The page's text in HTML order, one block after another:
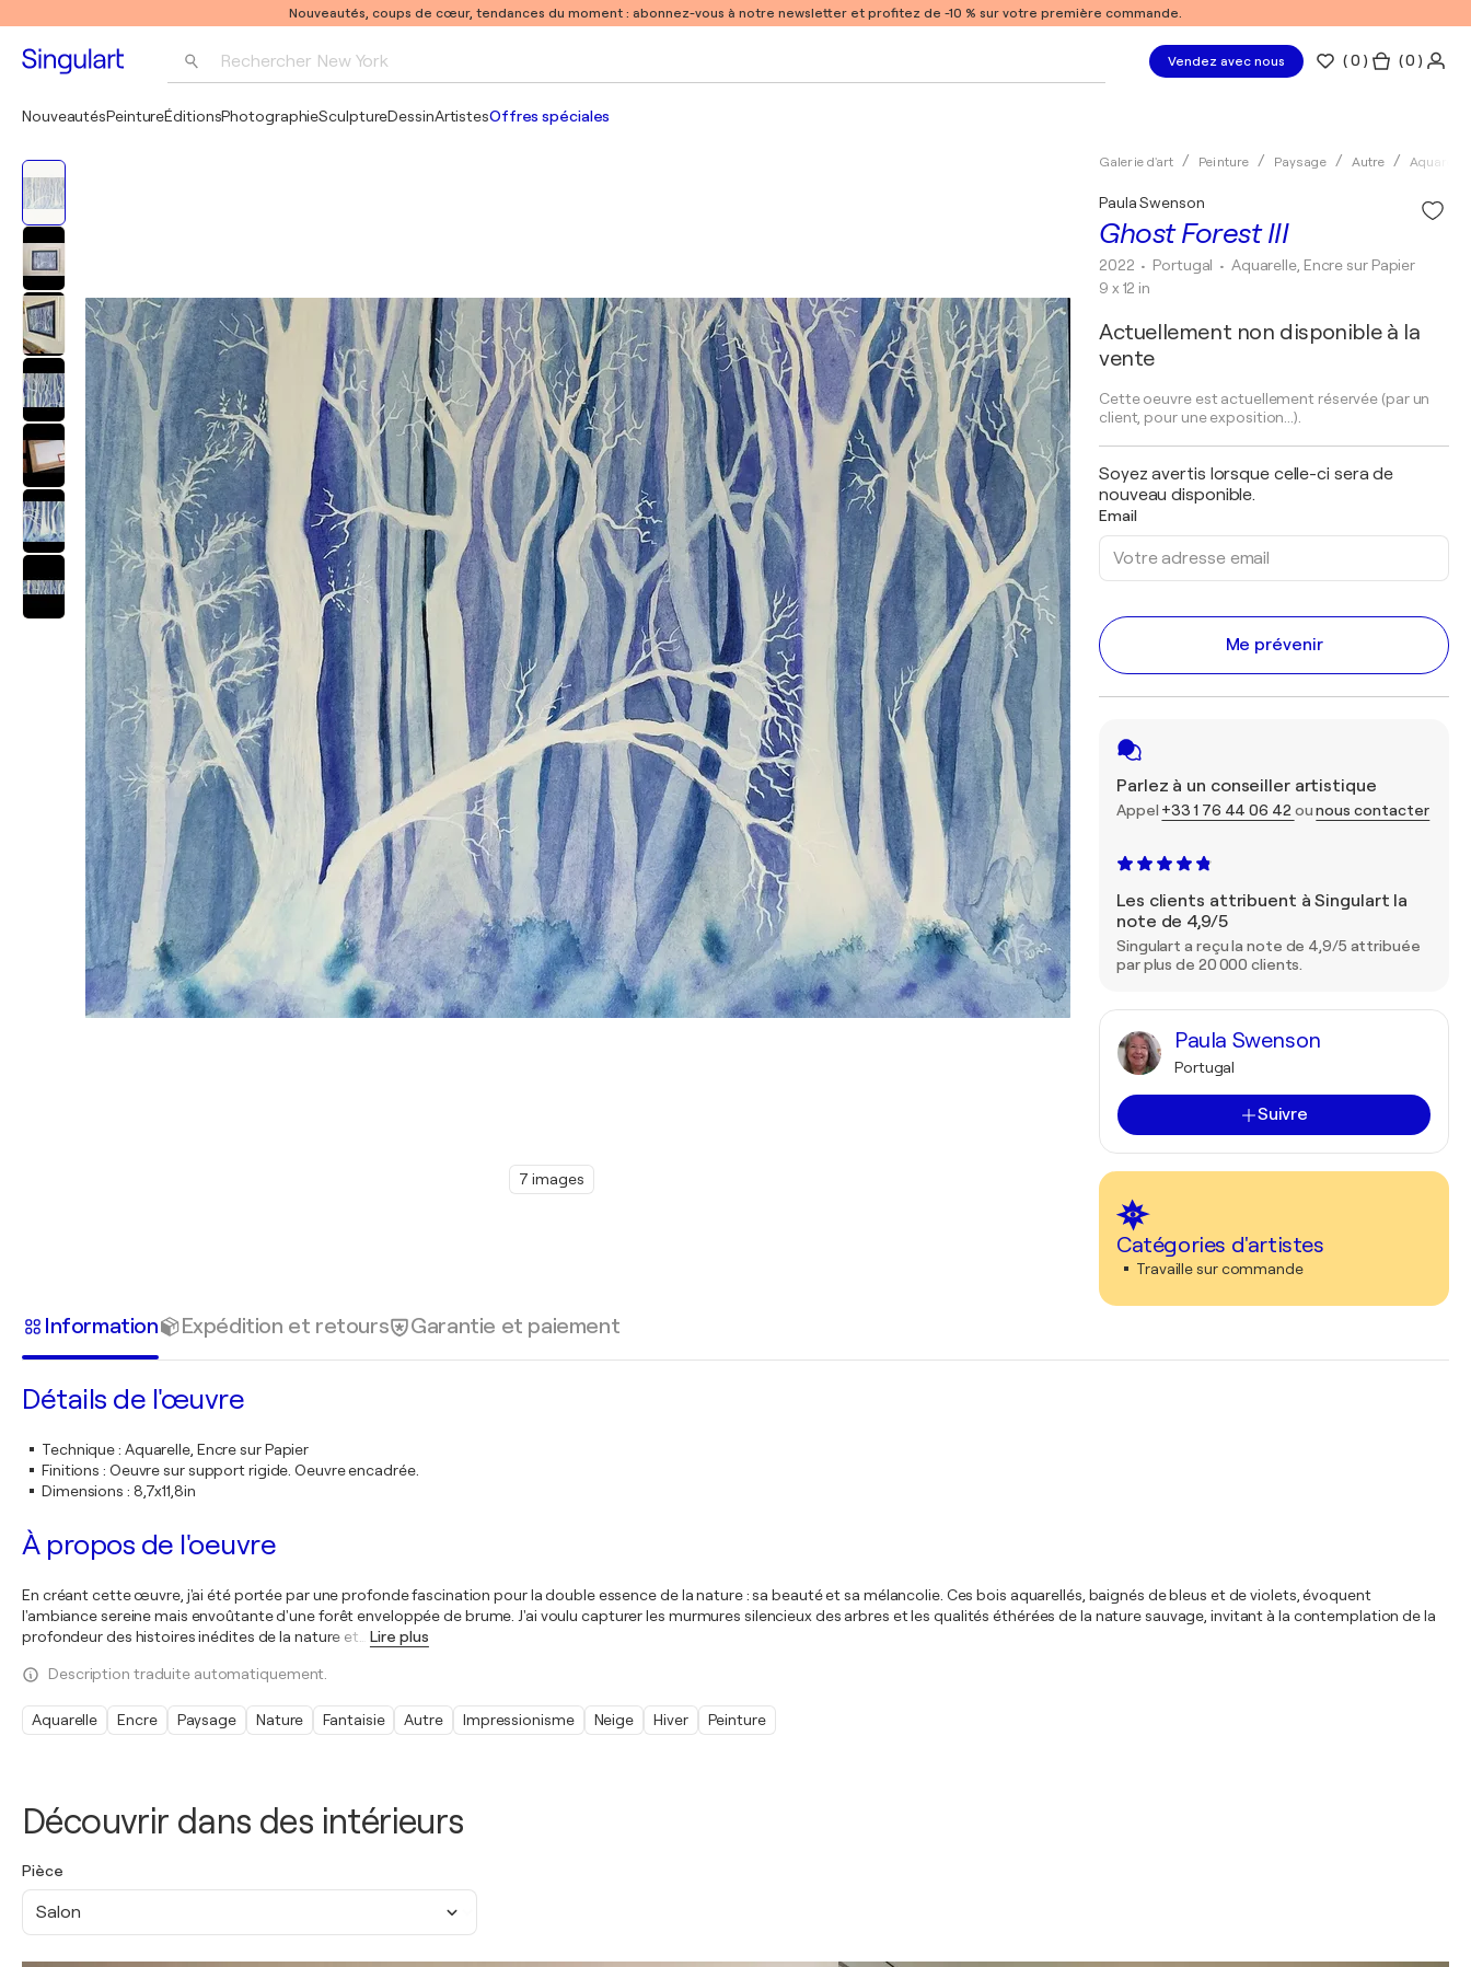
Nouveautés, coups de cœur, tendances du moment : abonnez-vous à notre newsletter et profitez de -10 % sur votre première commande.
Rechercher New York Vendez avec nous (0 ) ( 0 )
NouveautésPeintureÉditionsPhotographieSculptureDessinArtistesOffres spéciales
7 images
Galerie d'art Peinture Paysage Autre Aquarelle
Ghost Forest III
Paula Swenson
2022 • Portugal • Aquarelle, Encre sur Papier
9 x 12 in
Actuellement non disponible à la
vente
Cette oeuvre est actuellement réservée (par un
client, pour une exposition...).
Soyez avertis lorsque celle-ci sera de
nouveau disponible.
Email
Me prévenir
Parlez à un conseiller artistique
Appel +33 1 76 44 06 42 ounous contacter
Les clients attribuent à Singulart la
note de 4,9/5
Singulart a reçu la note de 4,9/5 attribuée
par plus de 20 000 clients.
Paula Swenson
Portugal
Suivre
Catégories d'artistes
Travaille sur commande
Découvrir dans des intérieurs
Pièce
Salon
Information Expédition et retours Garantie et paiement
Détails de l'œuvre
Technique: Aquarelle, Encre sur Papier
Finitions : Oeuvre sur support rigide. Oeuvre encadrée.
Dimensions : 8,7x11,8in
À propos de l'oeuvre
En créant cette œuvre, j'ai été portée par une profonde fascination pour la double essence de la nature : sa beauté et sa mélancolie. Ces bois aquarellés, baignés de bleus et de violets, évoquent
l'ambiance sereine mais envoûtante d'une forêt enveloppée de brume. J'ai voulu capturer les murmures silencieux des arbres et les qualités éthérées de la nature sauvage, invitant à la contemplation de la
profondeur des histoires inédites de la nature et
Lire plus
Description traduite automatiquement.
Aquarelle Encre Paysage Nature Fantaisie Autre Impressionisme Neige Hiver Peinture